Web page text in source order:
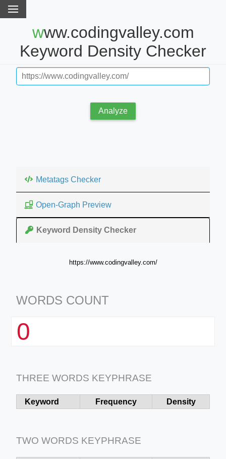
www.codingvalley.com
Keyword Density Checker
Analyze
Metatags Checker
Open-Graph Preview
Keyword Density Checker
https://www.codingvalley.com/
WORDS COUNT
0
THREE WORDS KEYPHRASE
Keyword Frequency Density
TWO WORDS KEYPHRASE